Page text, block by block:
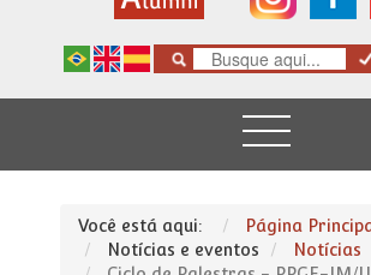
Você está aqui:
Página
Notícias e eventos
Notícias